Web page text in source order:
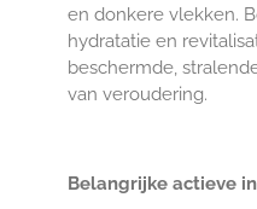
en donkere vlekken.
hydratatie en
beschermde,
van veroudering.
Belangrijke actieve